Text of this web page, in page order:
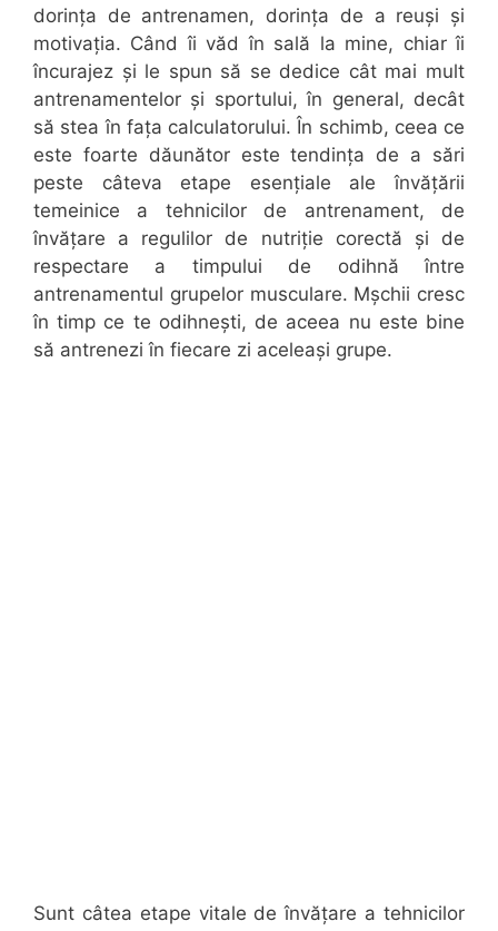
dorința de antrenamen, dorința de a reuși și
motivația. Când îi văd în sală la mine, chiar îi
încurajez și le spun să se dedice cât mai mult
antrenamentelor și sportului, în general, decât
să stea în fața calculatorului. În schimb, ceea ce
este foarte dăunător este tendința de a sări
peste câteva etape esențiale ale învățării
temeinice a tehnicilor de antrenament, de
învățare a regulilor de nutriție corectă și de
respectare a timpului de odihnă între
antrenamentul grupelor musculare. Mșchii cresc
în timp ce te odihnești, de aceea nu este bine
să antrenezi în fiecare zi aceleași grupe.
Sunt câtea etape vitale de învățare a tehnicilor